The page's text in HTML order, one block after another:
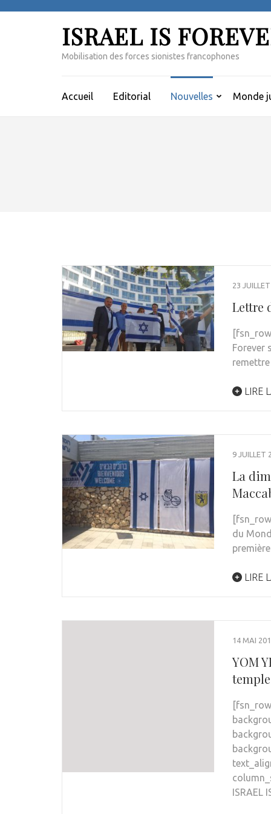
ISRAEL IS
Mobilisation des forces sionistes francophones
Accueil Editorial Nouvelles Monde
23
Lettre
Forever
LIRE
9 JUILLET
La
du
LIRE
14 MAI
YOM
temple
ISRAEL